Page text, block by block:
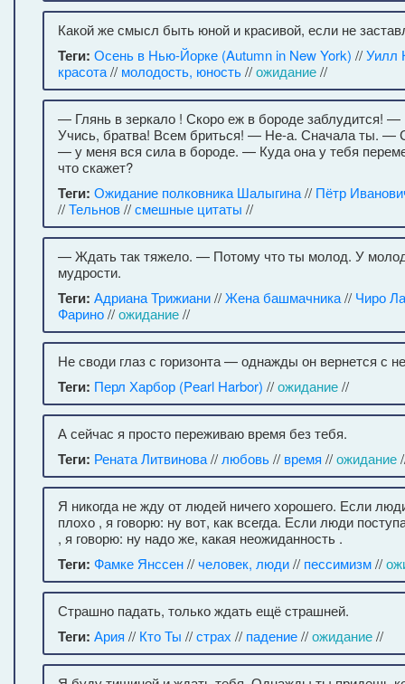
Какой же смысл быть юной и красивой, если не
Теги: Осень в Нью-Йорке (Autumn in New York) //Уилл
красота// молодость, юность//ожидание//
— Глянь в зеркало ! Скоро еж в бороде заблудится! —
Учись, братва! Всем бриться! — Не-а. Сначала ты. —
— у меня вся сила в бороде. — Куда она у тебя
что скажет?
Теги: Ожидание полковника Шалыгина// Пётр
//Тельнов//смешные цитаты //
— Ждать так тяжело. — Потому что ты молод. У
мудрости.
Теги: Адриана Трижиани//Жена башмачника// Чиро
Фарино//ожидание//
Не своди глаз с горизонта — однажды он вернется с
Теги: Перл Харбор (Pearl Harbor) //ожидание//
А сейчас я просто переживаю время без тебя.
Теги: Рената Литвинова// любовь// время //ожидание
Я никогда не жду от людей ничего хорошего. Если
плохо , я говорю: ну вот, как всегда. Если люди
, я говорю: ну надо же, какая неожиданность .
Теги: Фамке Янссен//человек, люди// пессимизм//
Страшно падать, только ждать ещё страшней.
Теги: Ария // Кто Ты //страх // падение//ожидание//